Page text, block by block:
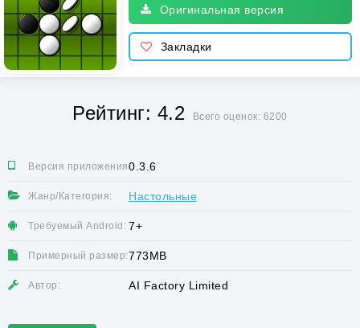
Оригинальная версия
Закладки
Рейтинг: 4.2 Всего оценок: 6200
Версия приложения:0.3.6
Жанр/Категория: Настольные
Требуемый Android: 7+
Примерный размер:773MB
Автор: AI Factory Limited